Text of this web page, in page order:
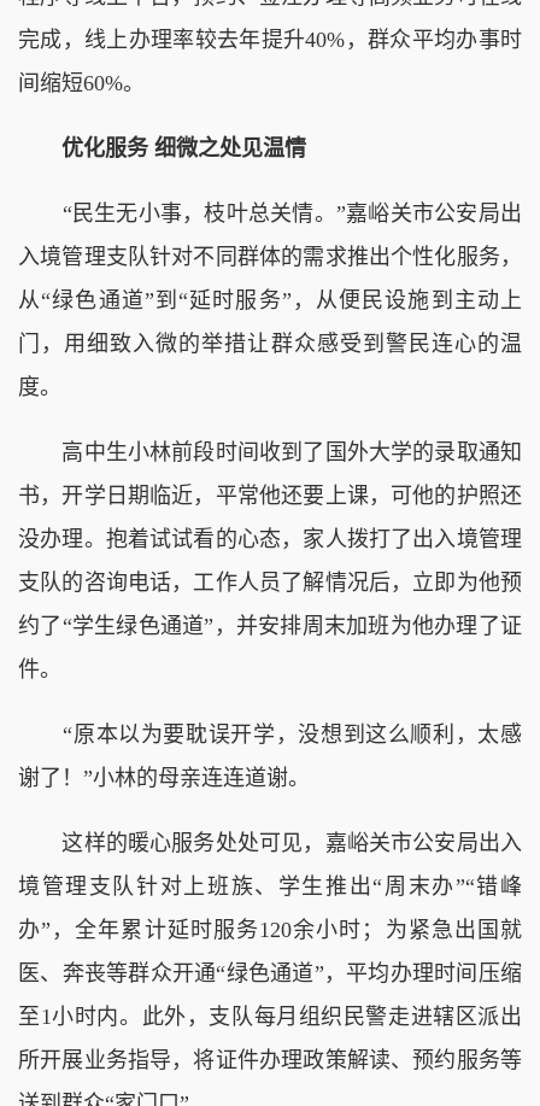
完成，线上办理率较去年提升40%，群众平均办事时
间缩短60%。
优化服务 细微之处见温情
“民生无小事，枝叶总关情。”嘉峪关市公安局出
入境管理支队针对不同群体的需求推出个性化服务，
从“绿色通道”到“延时服务”，从便民设施到主动上
门，用细致入微的举措让群众感受到警民连心的温
度。
高中生小林前段时间收到了国外大学的录取通知
书，开学日期临近，平常他还要上课，可他的护照还
没办理。抱着试试看的心态，家人拨打了出入境管理
支队的咨询电话，工作人员了解情况后，立即为他预
约了“学生绿色通道”，并安排周末加班为他办理了证
件。
“原本以为要耽误开学，没想到这么顺利，太感
谢了！”小林的母亲连连道谢。
这样的暖心服务处处可见，嘉峪关市公安局出入
境管理支队针对上班族、学生推出“周末办”“错峰
办”，全年累计延时服务120余小时；为紧急出国就
医、奔丧等群众开通“绿色通道”，平均办理时间压缩
至1小时内。此外，支队每月组织民警走进辖区派出
所开展业务指导，将证件办理政策解读、预约服务等